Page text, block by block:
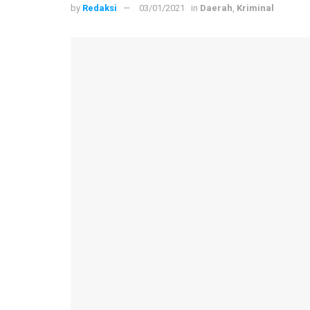
by Redaksi 03/01/2021 in Daerah Kriminal